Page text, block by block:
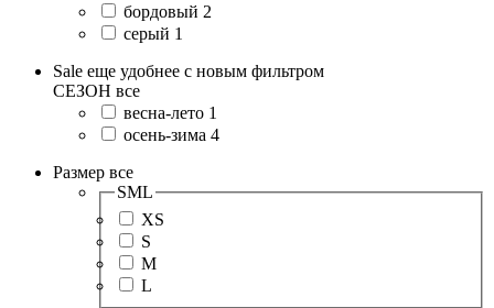
бордовый 2
серый 1
Sale еще удобнее с новым фильтром
СЕЗОН все
весна-лето 1
осень-зима 4
Размер все
SML
XS
S
M
L